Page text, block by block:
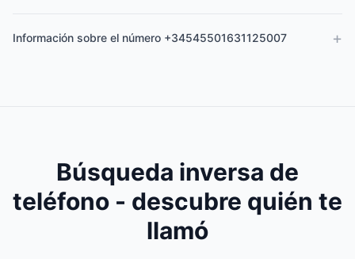
Información sobre el número +34545501631125007 +
Búsqueda inversa de
teléfono - descubre quién te
llamó